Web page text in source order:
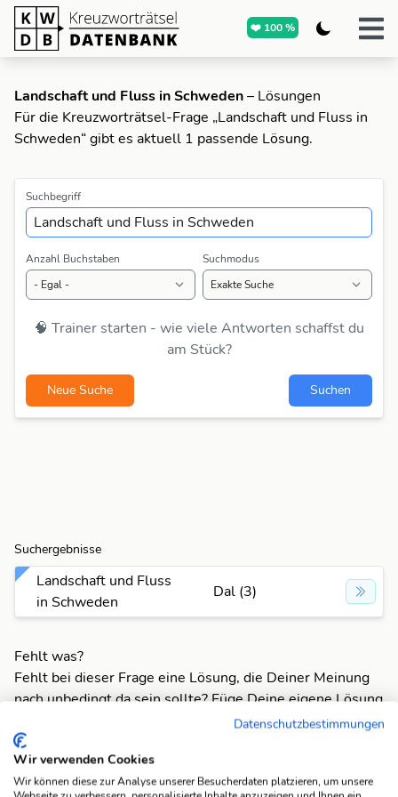
❤️ 100 %
Landschaft und Fluss in Schweden– Lösungen
Für die Kreuzworträtsel-Frage „Landschaft und Fluss in
Schweden“ gibt es aktuell 1 passende Lösung.
Suchbegriff
Anzahl Buchstaben Suchmodus
🧠 Trainer starten - wie viele Antworten schaffst du
am Stück?
Neue Suche Suchen
Suchergebnisse
Landschaft und Fluss
in Schweden
Dal (3)
Fehlt was?
Fehlt bei dieser Frage eine Lösung, die Deiner Meinung
nach unbedingt da sein sollte? Füge Deine eigene Lösung
hinzu und bereichere unsere Datenbank!
Mach mit und registriere dich!
Datenschutzbestimmungen
Wir verwenden Cookies
Wir können diese zur Analyse unserer Besucherdaten platzieren, um unsere